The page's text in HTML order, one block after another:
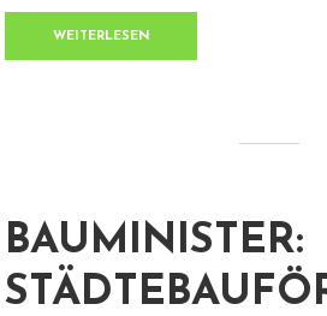
WEITERLESEN
BAUMINISTER: